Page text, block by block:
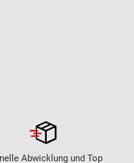
Abwicklung und Top